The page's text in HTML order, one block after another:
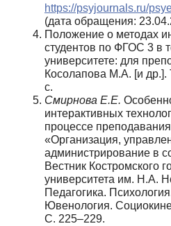
https://psyjournals.ru/
(дата обращения:
Положение о методах
студентов по ФГОС 3 в
университете: для
Косолапова М.А. [и
с.
Смирнова Е.Е.
интерактивных
процессе
«Организация,
администрирование в
Вестник Костромского
университета им. Н.А.
Педагогика.
Ювенология.
С. 225–229.